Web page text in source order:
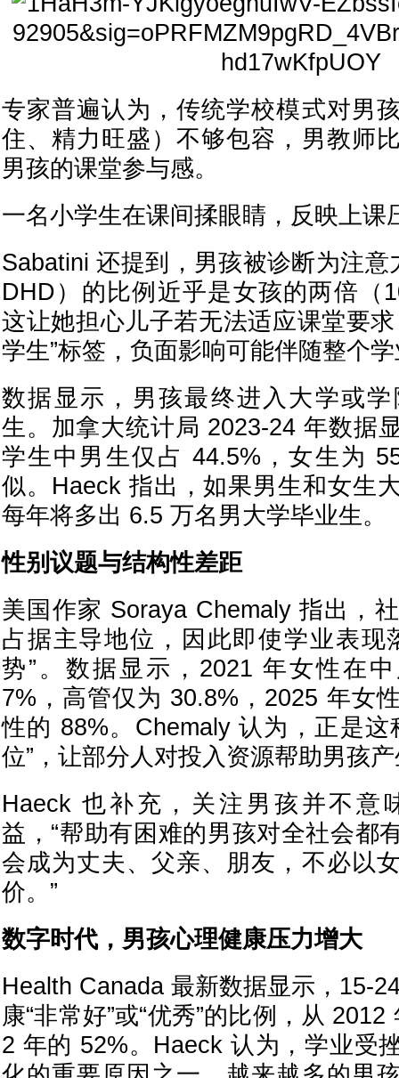
专家普遍认为，传统学校模式对男
住、精力旺盛）不够包容，男教师
男孩的课堂参与感。
一名小学生在课间揉眼睛，反映上课
Sabatini 还提到，男孩被诊断为注
DHD）的比例近乎是女孩的两倍（
这让她担心儿子若无法适应课堂要
学生”标签，负面影响可能伴随整个
数据显示，男孩最终进入大学或
生。加拿大统计局 2023-24 年数据
学生中男生仅占 44.5%，女生为
似。Haeck 指出，如果男生和女生
每年将多出 6.5 万名男大学毕业生。
性别议题与结构性差距
美国作家 Soraya Chemaly 指出，
占据主导地位，因此即使学业表现
势”。数据显示，2021 年女性在
7%，高管仅为 30.8%，2025 年女
性的 88%。Chemaly 认为，正是这
位”，让部分人对投入资源帮助男孩
Haeck 也补充，关注男孩并不意
益，“帮助有困难的男孩对全社会
会成为丈夫、父亲、朋友，不必以
价。”
数字时代，男孩心理健康压力增大
Health Canada 最新数据显示，15-
康“非常好”或“优秀”的比例，从
2 年的 52%。Haeck 认为，学业受